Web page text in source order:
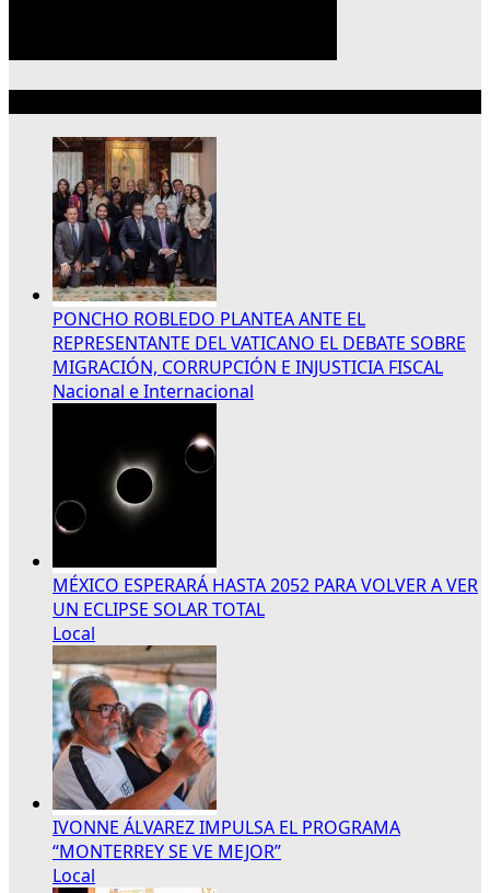
PONCHO ROBLEDO PLANTEA ANTE EL
REPRESENTANTE DEL VATICANO EL DEBATE SOBRE
MIGRACIÓN, CORRUPCIÓN E INJUSTICIA FISCAL
Nacional e Internacional
MÉXICO ESPERARÁ HASTA 2052 PARA VOLVER A VER
UN ECLIPSE SOLAR TOTAL
Local
IVONNE ÁLVAREZ IMPULSA EL PROGRAMA
“MONTERREY SE VE MEJOR”
Local